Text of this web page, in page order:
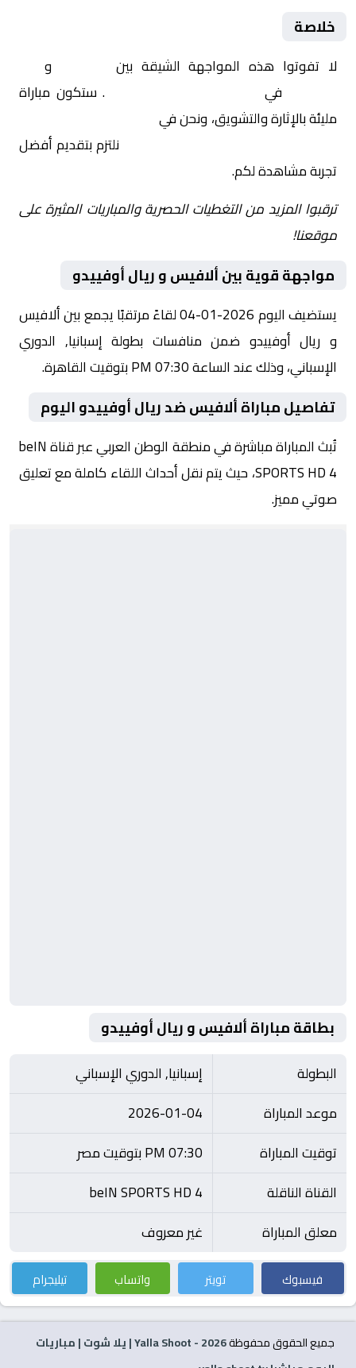
خلاصة
لا تفوتوا هذه المواجهة الشيقة بين و
في
. ستكون مباراة
مليئة بالإثارة والتشويق، ونحن في
نلتزم بتقديم أفضل
تجربة مشاهدة لكم.
ترقبوا المزيد من التغطيات الحصرية والمباريات المثيرة على
موقعنا!
مواجهة قوية بين ألافيس و ريال أوفييدو
يستضيف اليوم 2026-01-04 لقاءً مرتقبًا يجمع بين ألافيس
و ريال أوفييدو ضمن منافسات بطولة إسبانيا, الدوري
الإسباني، وذلك عند الساعة 07:30 PM بتوقيت القاهرة.
تفاصيل مباراة ألافيس ضد ريال أوفييدو اليوم
تُبث المباراة مباشرة في منطقة الوطن العربي عبر قناة beIN
SPORTS HD 4، حيث يتم نقل أحداث اللقاء كاملة مع تعليق
صوتي مميز.
بطاقة مباراة ألافيس و ريال أوفييدو
البطولة
إسبانيا, الدوري الإسباني
موعد المباراة
2026-01-04
توقيت المباراة
07:30 PM بتوقيت مصر
القناة الناقلة
beIN SPORTS HD 4
معلق المباراة
غير معروف
فيسبوك تويتر واتساب تيليجرام
جميع الحقوق محفوظة2026
- Yalla Shoot | يلا شوت | مباريات